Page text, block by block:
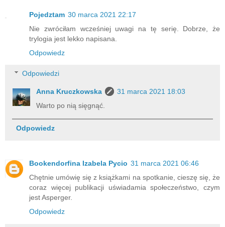
Pojedztam 30 marca 2021 22:17
Nie zwróciłam wcześniej uwagi na tę serię. Dobrze, że
trylogia jest lekko napisana.
Odpowiedz
Odpowiedzi
Anna Kruczkowska
31 marca 2021 18:03
Warto po nią sięgnąć.
Odpowiedz
Bookendorfina Izabela Pycio 31 marca 2021 06:46
Chętnie umówię się z książkami na spotkanie, cieszę się, że
coraz więcej publikacji uświadamia społeczeństwo, czym
jest Asperger.
Odpowiedz